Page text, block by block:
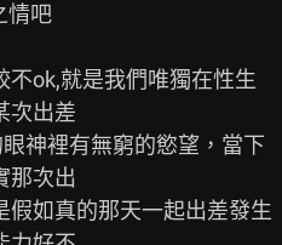
情吧
不ok,就是我們唯獨在性生
次出差
神裡有無窮的慾望，當下
那次出
假如真的那天一起出差發生